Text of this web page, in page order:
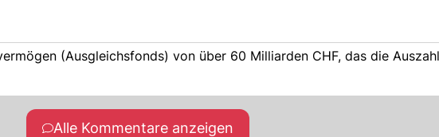
(Ausgleichsfonds) von über 60 Milliarden CHF, das die
Alle Kommentare anzeigen